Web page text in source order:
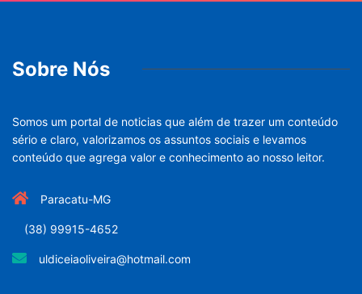
Sobre Nós
Somos um portal de noticias que além de trazer um conteúdo
sério e claro, valorizamos os assuntos sociais e levamos
conteúdo que agrega valor e conhecimento ao nosso leitor.
Paracatu-MG
(38) 99915-4652
uldiceiaoliveira@hotmail.com